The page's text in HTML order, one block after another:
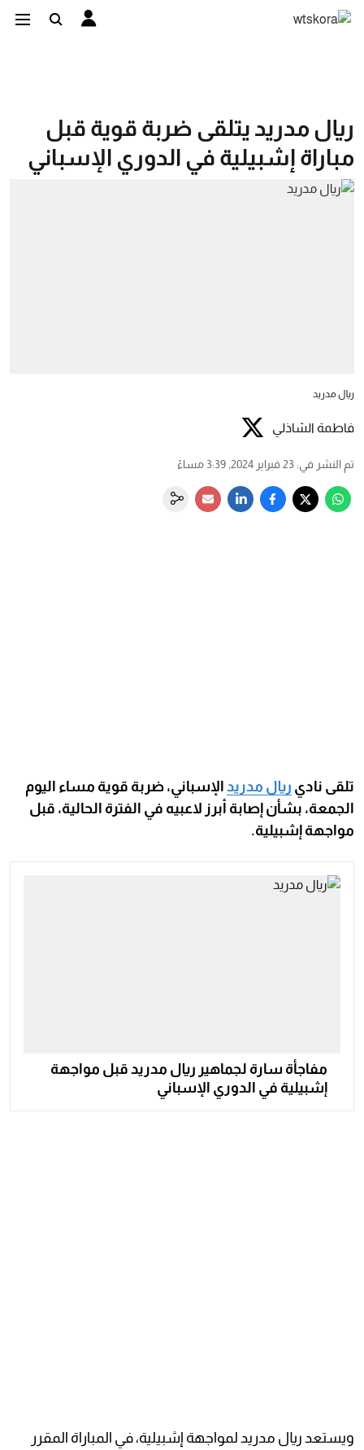
ريال مدريد يتلقى ضربة قوية قبل
مباراة إشبيلية في الدوري الإسباني
ريال مدريد
فاطمة الشاذلي
تم النشر في: 23 فبراير 2024, 3:39 مساءً
تلقى نادي ريال مدريد الإسباني، ضربة قوية مساء اليوم
الجمعة، بشأن إصابة أبرز لاعبيه في الفترة الحالية، قبل
مواجهة إشبيلية.
مفاجأة سارة لجماهير ريال مدريد قبل مواجهة
إشبيلية في الدوري الإسباني
ويستعد ريال مدريد لمواجهة إشبيلية، في المباراة المقرر